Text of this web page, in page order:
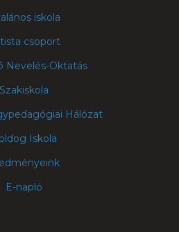
iskola
csoport
Nevelés-Oktatás
Szakiskola
Hálózat
Iskola
E-napló